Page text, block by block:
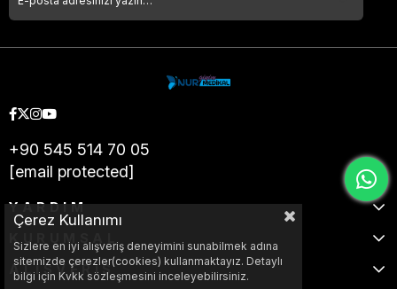
+90 545 514 70 05
[email protected]
YARDIM
ALIŞVERİŞ
Çerez Kullanımı
Sizlere en iyi alışveriş deneyimini sunabilmek adına
sitemizde çerezler(cookies) kullanmaktayız. Detaylı
bilgi için Kvkk sözleşmesini inceleyebilirsiniz.